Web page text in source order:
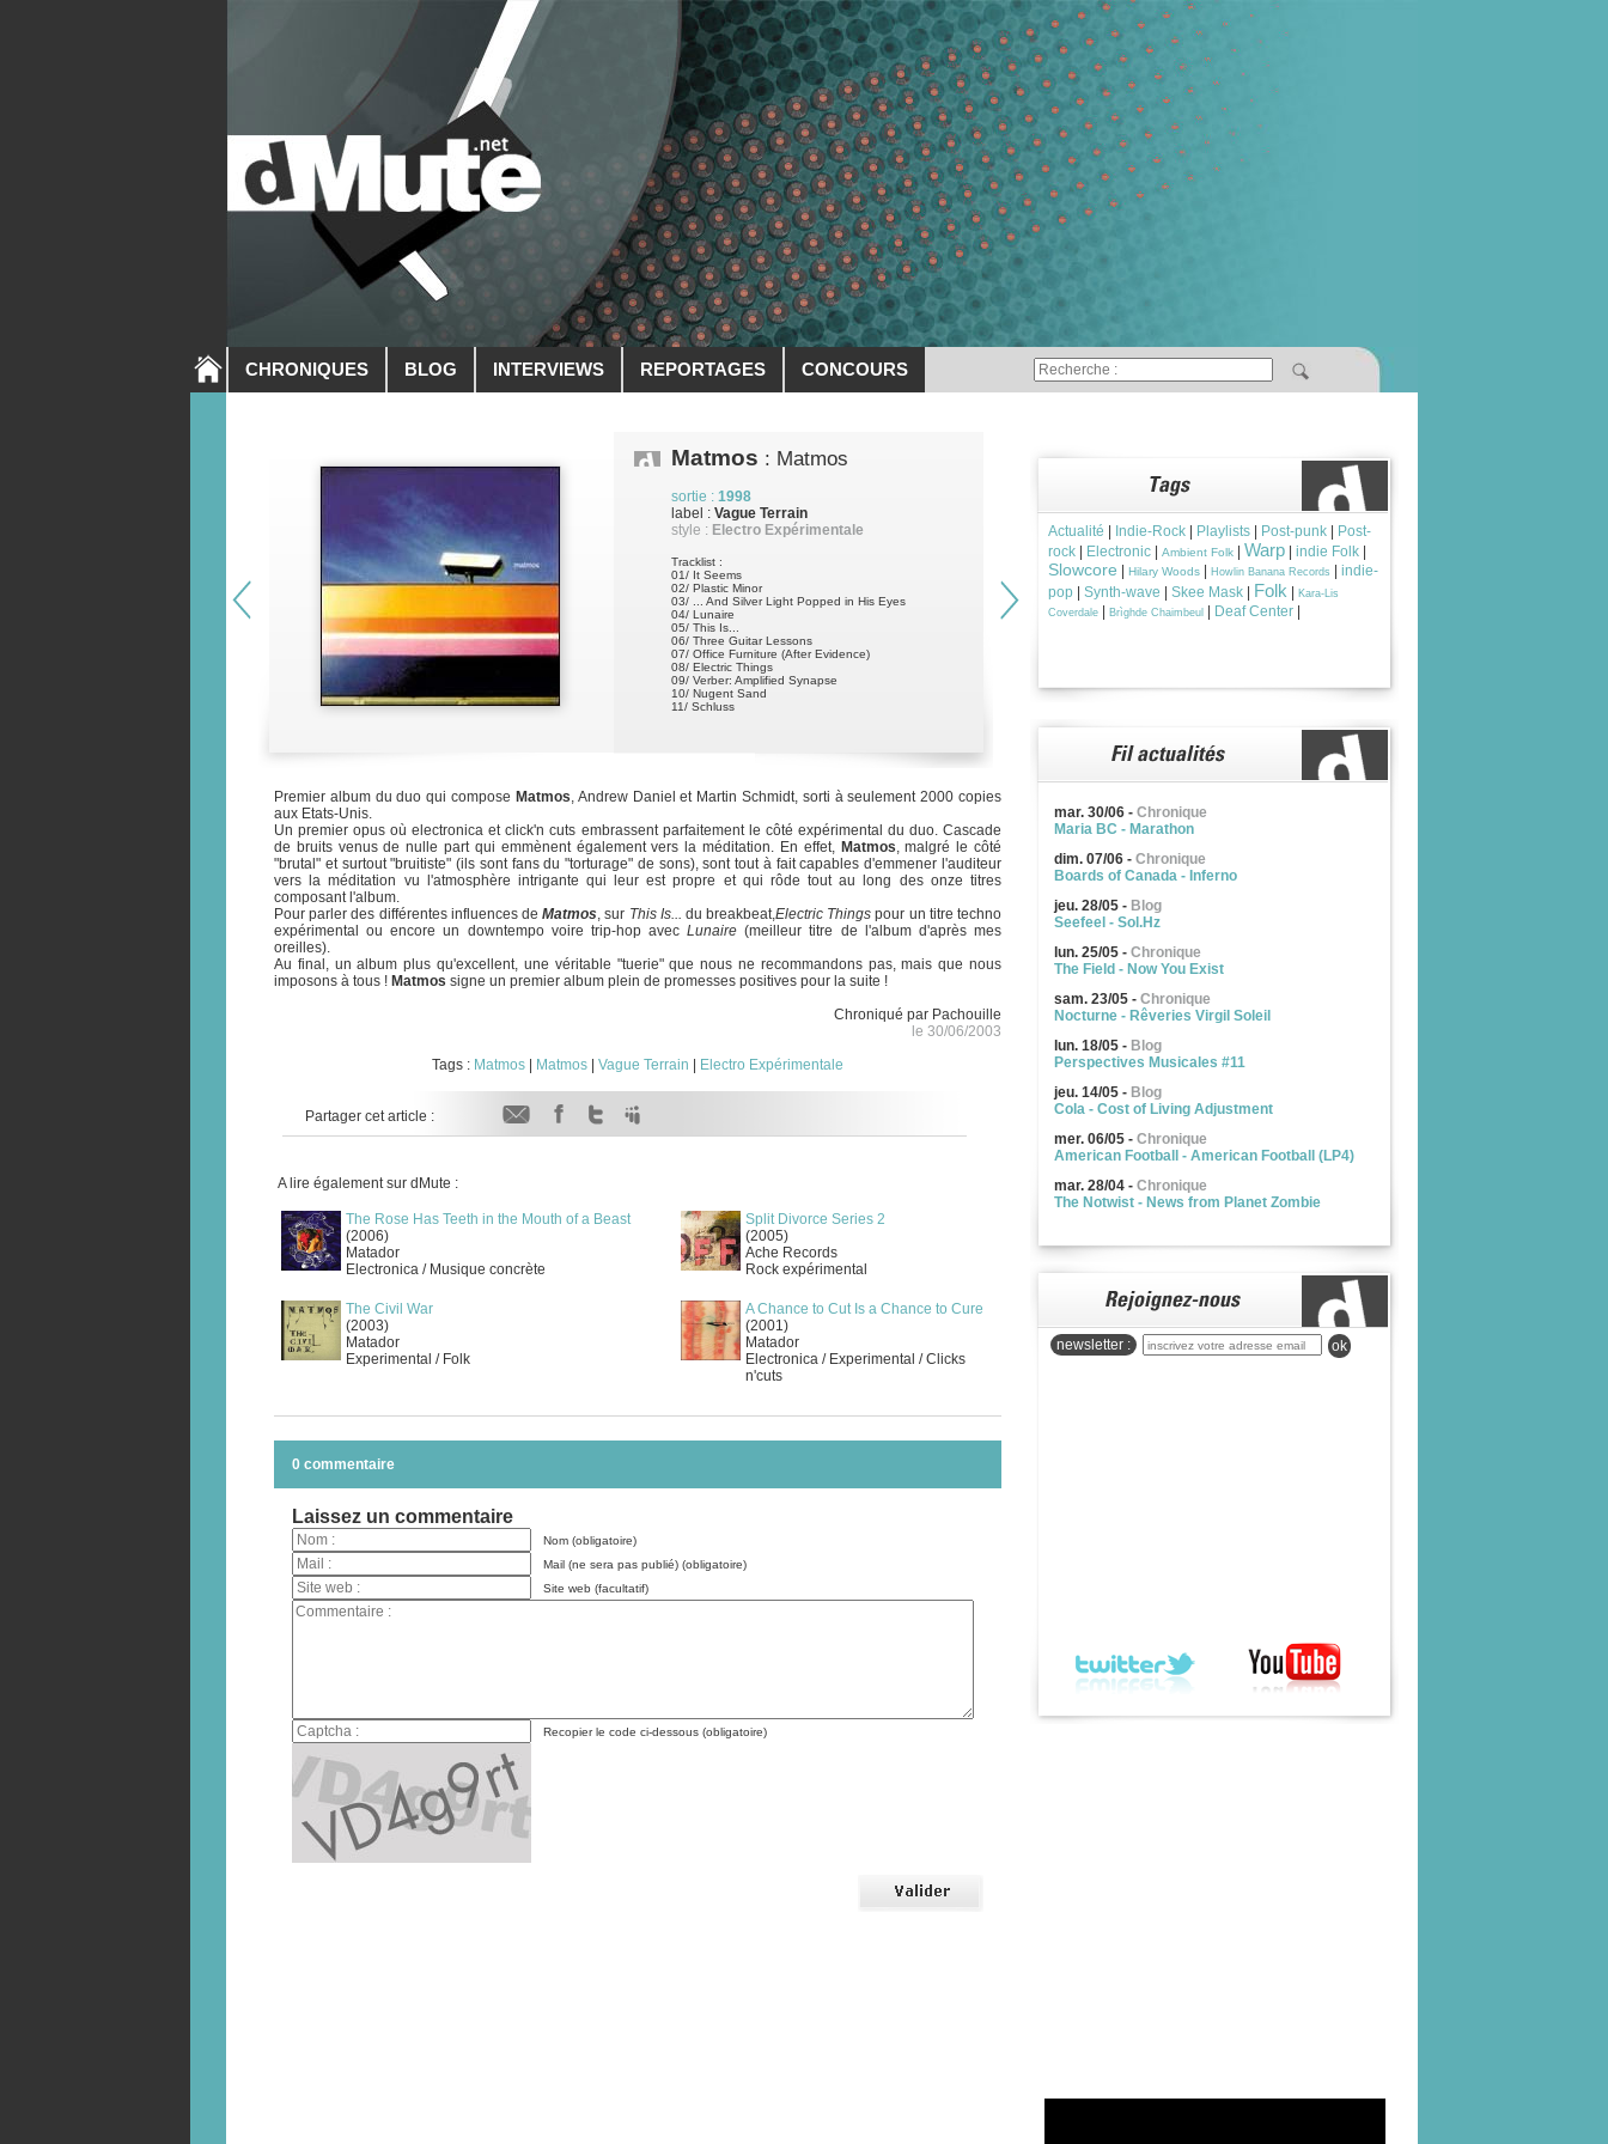
CHRONIQUES BLOG INTERVIEWS REPORTAGES CONCOURS
Matmos : Matmos
sortie : 1998
label : Vague Terrain
style : Electro Expérimentale
Tracklist :
01/ It Seems
02/ Plastic Minor
03/ ... And Silver Light Popped in His Eyes
04/ Lunaire
05/ This Is...
06/ Three Guitar Lessons
07/ Office Furniture (After Evidence)
08/ Electric Things
09/ Verber: Amplified Synapse
10/ Nugent Sand
11/ Schluss
Premier album du duo qui compose Matmos, Andrew Daniel et Martin Schmidt, sorti à seulement 2000 copies
aux Etats-Unis.
Un premier opus où electronica et click'n cuts embrassent parfaitement le côté expérimental du duo. Cascade
de bruits venus de nulle part qui emmènent également vers la méditation. En effet, Matmos, malgré le côté
"brutal" et surtout "bruitiste" (ils sont fans du "torturage" de sons), sont tout à fait capables d'emmener l'auditeur
vers la méditation vu l'atmosphère intrigante qui leur est propre et qui rôde tout au long des onze titres
composant l'album.
Pour parler des différentes influences deMatmos, sur This Is... du breakbeat,Electric Things pour un titre techno
expérimental ou encore un downtempo voire trip-hop avecLunaire (meilleur titre de l'album d'après mes
oreilles).
Au final, un album plus qu'excellent, une véritable "tuerie" que nous ne recommandons pas, mais que nous
imposons à tous ! Matmos signe un premier album plein de promesses positives pour la suite !
Chroniqué par Pachouille
le 30/06/2003
Tags : Matmos Matmos Vague Terrain Electro Expérimentale
Partager cet article :
A lire également sur dMute :
The Rose Has Teeth in the Mouth of a Beast
(2006)
Matador
Electronica / Musique concrète
Split Divorce Series 2
(2005)
Ache Records
Rock expérimental
The Civil War
(2003)
Matador
Experimental / Folk
A Chance to Cut Is a Chance to Cure
(2001)
Matador
Electronica / Experimental / Clicks
n'cuts
0 commentaire
Laissez un commentaire
Nom (obligatoire)
Mail (ne sera pas publié) (obligatoire)
Site web (facultatif)
Recopier le code ci-dessous (obligatoire)
Actualité Indie-Rock Playlists Post-punk
Post-
rock
Electronic Ambient Folk Warp indie Folk
Slowcore Hilary Woods Howlin Banana Records
indie-
pop
Synth-wave Skee Mask Folk
Kara-Lis
Coverdale
Brìghde Chaimbeul Deaf Center
mar. 30/06 - Chronique
Maria BC - Marathon
dim. 07/06 - Chronique
Boards of Canada - Inferno
jeu. 28/05 - Blog
Seefeel - Sol.Hz
lun. 25/05 - Chronique
The Field - Now You Exist
sam. 23/05 - Chronique
Nocturne - Rêveries Virgil Soleil
lun. 18/05 - Blog
Perspectives Musicales #11
jeu. 14/05 - Blog
Cola - Cost of Living Adjustment
mer. 06/05 - Chronique
American Football - American Football (LP4)
mar. 28/04 - Chronique
The Notwist - News from Planet Zombie
newsletter : ok